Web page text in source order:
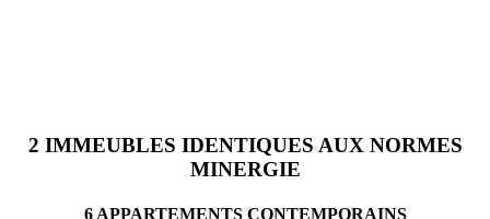
2 IMMEUBLES IDENTIQUES AUX NORMES
MINERGIE
6 APPARTEMENTS CONTEMPORAINS